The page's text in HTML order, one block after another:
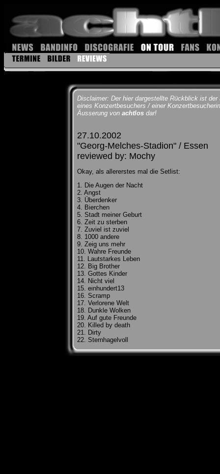
Disclaimer: Der hier dargestellte Rückblick ist
eines Konzertbesuchers / einer
Äusserung von achtlos dar!
27.10.2002
"Georg-Melches-Stadion" / Essen
reviewed by: Mochy
Okay, als allererstes mal die Setlist:
1. Die Augen der Nacht
2. Angst
3. Überdenker
4. Bierchen
5. Stadt meiner Geburt
6. Zeit zu sterben
7. Zuviel ist zuviel
8. 1000 andere
9. Zeig uns mehr
10. Wahre Freunde
11. Lautstarkes Leben
12. Big Brother
13. Gottes Kinder
14. Nicht viel
15. einhundert13
16. Scramp
17. Verlorene Welt
18. Dunkle Wolken
19. Auf gute Freunde
20. Killed by death
21. Dirty
22. Sternhagelvoll